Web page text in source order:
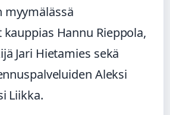
myymälässä
Hannu Rieppola,
Jari Hietamies sekä
Aleksi
Liikka.